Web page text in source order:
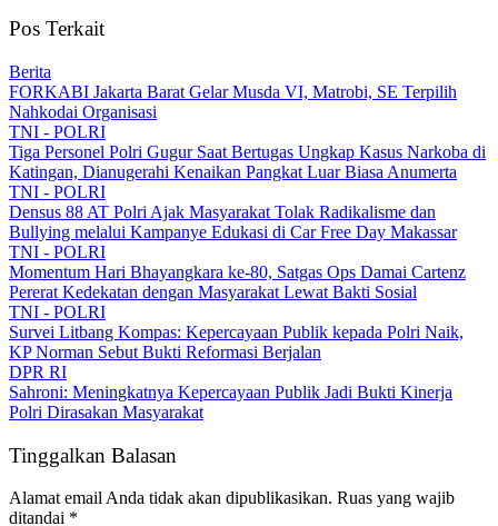
Pos Terkait
Berita
FORKABI Jakarta Barat Gelar Musda VI, Matrobi, SE Terpilih
Nahkodai Organisasi
TNI - POLRI
Tiga Personel Polri Gugur Saat Bertugas Ungkap Kasus Narkoba di
Katingan, Dianugerahi Kenaikan Pangkat Luar Biasa Anumerta
TNI - POLRI
Densus 88 AT Polri Ajak Masyarakat Tolak Radikalisme dan
Bullying melalui Kampanye Edukasi di Car Free Day Makassar
TNI - POLRI
Momentum Hari Bhayangkara ke-80, Satgas Ops Damai Cartenz
Pererat Kedekatan dengan Masyarakat Lewat Bakti Sosial
TNI - POLRI
Survei Litbang Kompas: Kepercayaan Publik kepada Polri Naik,
KP Norman Sebut Bukti Reformasi Berjalan
DPR RI
Sahroni: Meningkatnya Kepercayaan Publik Jadi Bukti Kinerja
Polri Dirasakan Masyarakat
Tinggalkan Balasan
Alamat email Anda tidak akan dipublikasikan. Ruas yang wajib
ditandai *